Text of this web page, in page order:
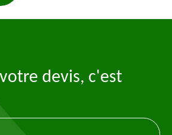
devis, c'est